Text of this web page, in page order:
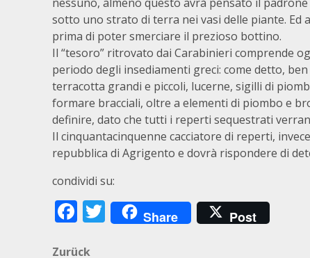
sotto uno strato di terra nei vasi delle piante. Ed
prima di poter smerciare il prezioso bottino.
Il “tesoro” ritrovato dai Carabinieri comprende
periodo degli insediamenti greci: come detto,
terracotta grandi e piccoli, lucerne, sigilli di
formare bracciali, oltre a elementi di piombo e
definire, dato che tutti i reperti sequestrati
Il cinquantacinquenne cacciatore di reperti,
repubblica di Agrigento e dovrà rispondere di
condividi su:
Facebook
Twitter
Share Post
Zurück